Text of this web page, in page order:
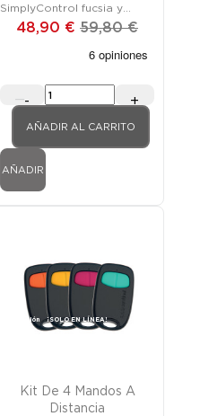
SimplyControl fucsia y
naranja
48,90 € 59,80 €
- +
AÑADIR AL CARRITO
AÑADIR
¡SOLO EN LÍNEA!
Promoción
Kit De 4 Mandos A
Distancia